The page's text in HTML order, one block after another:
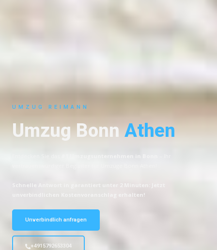
UMZUG REIMANN
Umzug BonnAthen
#1 Umzugsunternehmen in Bonn
Schnelle Antwort in garantiert unter 2 Minuten: Jetzt
unverbindlichen Kostenvoranschlag erhalten!
Unverbindlich anfragen
+4915792653304